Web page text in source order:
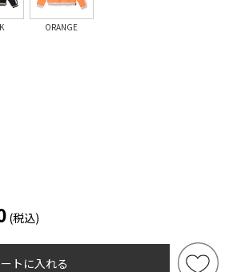
ORANGE
(税込)
トに入れる